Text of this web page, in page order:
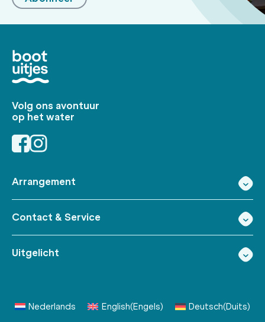
Volg ons avontuur
op het water
Arrangement
Contact & Service
Uitgelicht
Nederlands English(Engels) Deutsch(Duits)